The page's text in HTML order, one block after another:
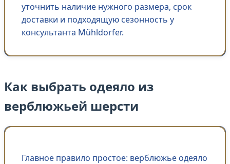
уточнить наличие нужного размера, срок
доставки и подходящую сезонность у
консультанта Mühldorfer.
Как выбрать одеяло из
верблюжьей шерсти
Главное правило простое: верблюжье одеяло